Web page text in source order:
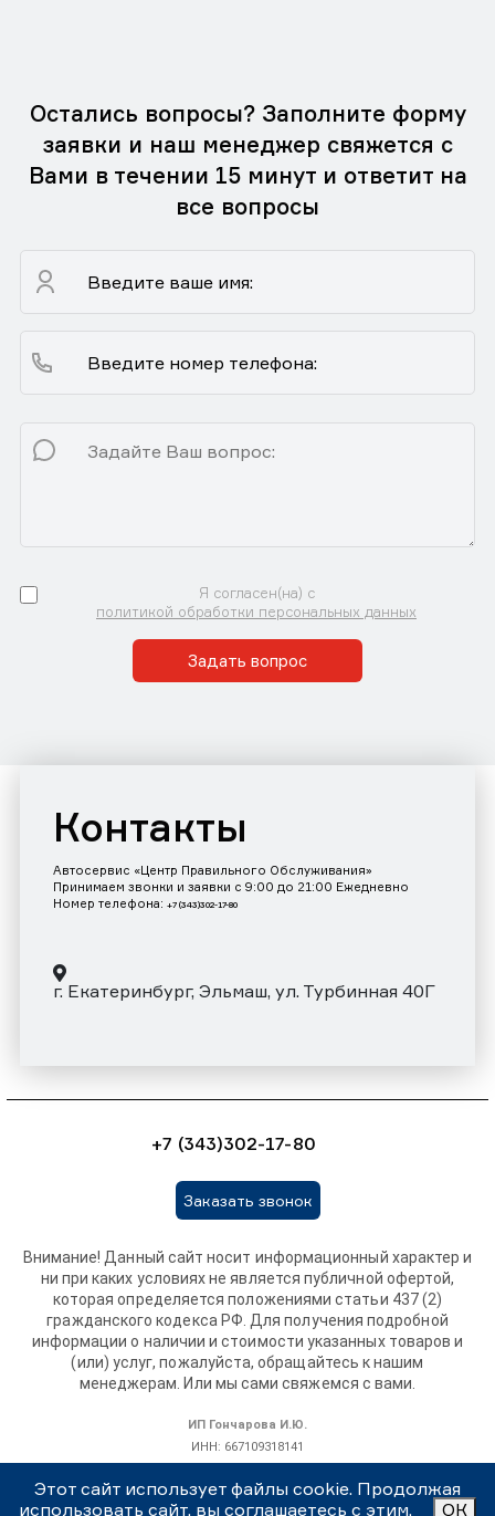
Остались вопросы? Заполните форму
заявки и наш менеджер свяжется с
Вами в течении 15 минут и ответит на
все вопросы
Я согласен(на) с
политикой обработки персональных данных
Задать вопрос
Контакты
Автосервис «Центр Правильного Обслуживания»
Принимаем звонки и заявки с 9:00 до 21:00 Ежедневно
Номер телефона: +7 (343)302-17-80
г. Екатеринбург, Эльмаш, ул. Турбинная 40Г
+7 (343)302-17-80
Заказать звонок
Внимание! Данный сайт носит информационный характер и
ни при каких условиях не является публичной офертой,
которая определяется положениями статьи 437 (2)
гражданского кодекса РФ. Для получения подробной
информации о наличии и стоимости указанных товаров и
(или) услуг, пожалуйста, обращайтесь к нашим
менеджерам. Или мы сами свяжемся с вами.
ИП Гончарова И.Ю.
ИНН: 667109318141
Этот сайт использует файлы cookie. Продолжая
использовать сайт, вы соглашаетесь с этим.
ОК